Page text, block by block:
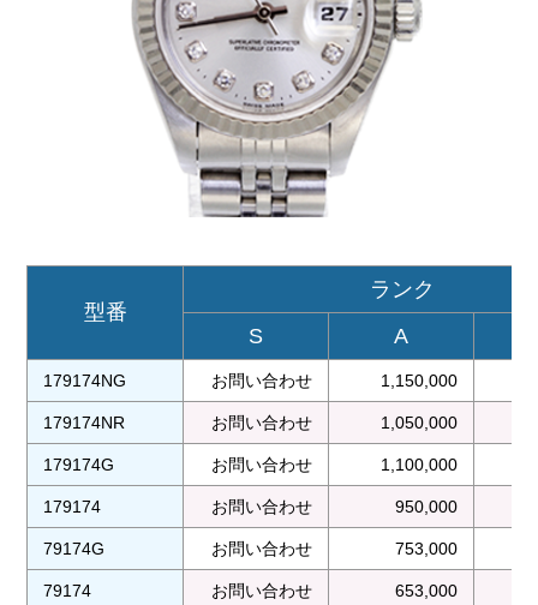
型番
ランク
S
A
179174NG お問い合わせ 1,150,000
179174NR お問い合わせ 1,050,000
179174G お問い合わせ 1,100,000
179174 お問い合わせ 950,000
79174G お問い合わせ 753,000
79174 お問い合わせ 653,000